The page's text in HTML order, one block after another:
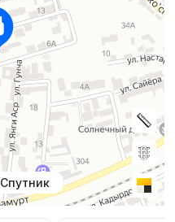
Спутник